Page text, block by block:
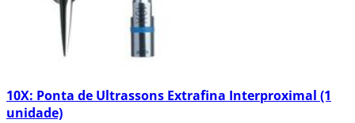
10X: Ponta de Ultrassons Extrafina Interproximal (1
unidade)